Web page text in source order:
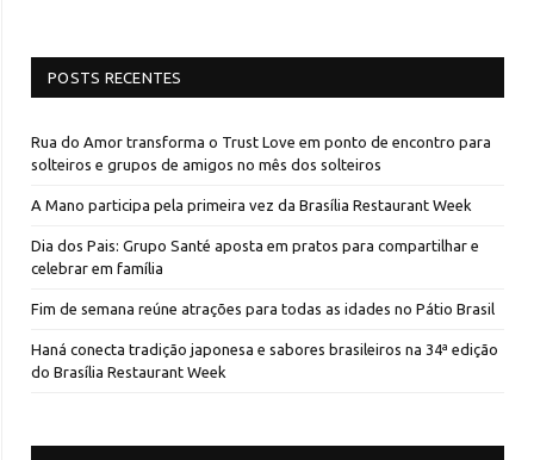
POSTS RECENTES
Rua do Amor transforma o Trust Love em ponto de encontro para
solteiros e grupos de amigos no mês dos solteiros
A Mano participa pela primeira vez da Brasília Restaurant Week
Dia dos Pais: Grupo Santé aposta em pratos para compartilhar e
celebrar em família
Fim de semana reúne atrações para todas as idades no Pátio Brasil
Haná conecta tradição japonesa e sabores brasileiros na 34ª edição
do Brasília Restaurant Week